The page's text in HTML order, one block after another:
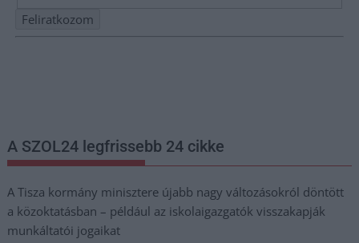
A SZOL24 legfrissebb 24 cikke
A Tisza kormány minisztere újabb nagy változásokról döntött
a közoktatásban – például az iskolaigazgatók visszakapják
munkáltatói jogaikat